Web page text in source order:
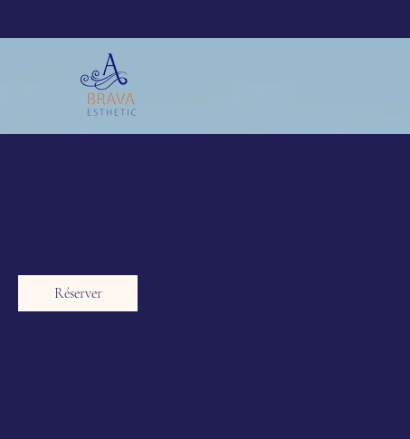
Réserver